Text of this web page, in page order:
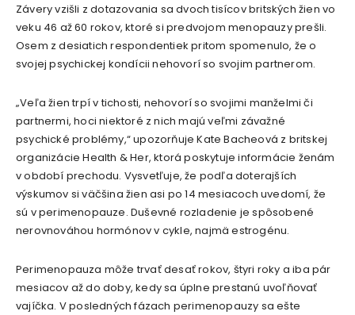
Závery vzišli z dotazovania sa dvoch tisícov britských žien vo
veku 46 až 60 rokov, ktoré si predvojom menopauzy prešli.
Osem z desiatich respondentiek pritom spomenulo, že o
svojej psychickej kondícii nehovorí so svojim partnerom.
„Veľa žien trpí v tichosti, nehovorí so svojimi manželmi či
partnermi, hoci niektoré z nich majú veľmi závažné
psychické problémy,“ upozorňuje Kate Bacheová z britskej
organizácie Health & Her, ktorá poskytuje informácie ženám
v období prechodu. Vysvetľuje, že podľa doterajších
výskumov si väčšina žien asi po 14 mesiacoch uvedomí, že
sú v perimenopauze. Duševné rozladenie je spôsobené
nerovnováhou hormónov v cykle, najmä estrogénu.
Perimenopauza môže trvať desať rokov, štyri roky a iba pár
mesiacov až do doby, kedy sa úplne prestanú uvoľňovať
vajíčka. V posledných fázach perimenopauzy sa ešte